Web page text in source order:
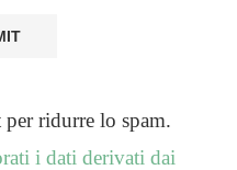
ridurre lo spam.
i dati derivati dai